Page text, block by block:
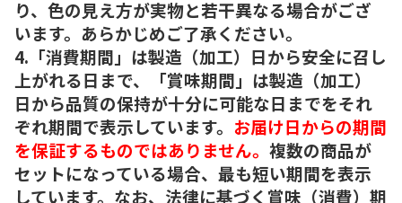
り、色の見え方が実物と若干異なる場合がござ
います。あらかじめご了承ください。
4.「消費期間」は製造（加工）日から安全に召し
上がれる日まで、「賞味期間」は製造（加工）
日から品質の保持が十分に可能な日までをそれ
ぞれ期間で表示しています。 お届け日からの期間
を保証するものではありません。 複数の商品が
セットになっている場合、最も短い期間を表示
しています。なお、法律に基づく賞味（消費）期